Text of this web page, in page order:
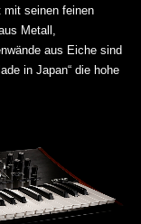
mit seinen feinen
Metall,
aus Eiche sind
in Japan“ die hohe